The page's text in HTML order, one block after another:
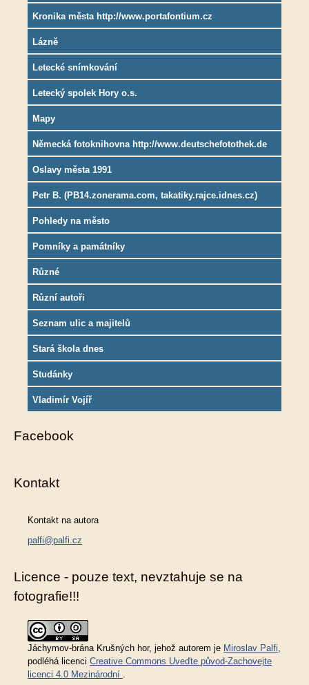
Kronika města http://www.portafontium.cz
Lázně
Letecké snímkování
Letecký spolek Hory o.s.
Mapy
Německá fotoknihovna http://www.deutschefotothek.de
Oslavy města 1991
Petr B. (PB14.zonerama.com, takatiky.rajce.idnes.cz)
Pohledy na město
Pomníky a památníky
Různé
Různí autoři
Seznam ulic a majitelů
Stará škola dnes
Studánky
Vladimír Vojíř
Facebook
Kontakt
Kontakt na autora
palfi@palfi.cz
Licence - pouze text, nevztahuje se na
fotografie!!!
Jáchymov-brána Krušných hor, jehož autorem je Miroslav Palfi
podléhá licenci Creative Commons Uveďte původ-Zachovejte
licenci 4.0 Mezinárodní